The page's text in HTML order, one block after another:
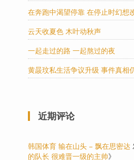
在奔跑中渴望停靠 在停止时幻想
云天收夏色 木叶动秋声
一起走过的路 一起熬过的夜
黄晸玟私生活争议升级 事件真相
近期评论
韩国体育 输在山头 – 飘在思密达
的队长 很难晋一级的主帅》